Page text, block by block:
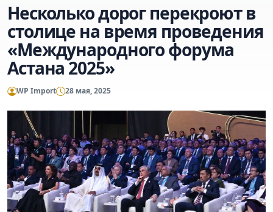
Несколько дорог перекроют в
столице на время проведения
«Международного форума
Астана 2025»
WP Import 28 мая, 2025